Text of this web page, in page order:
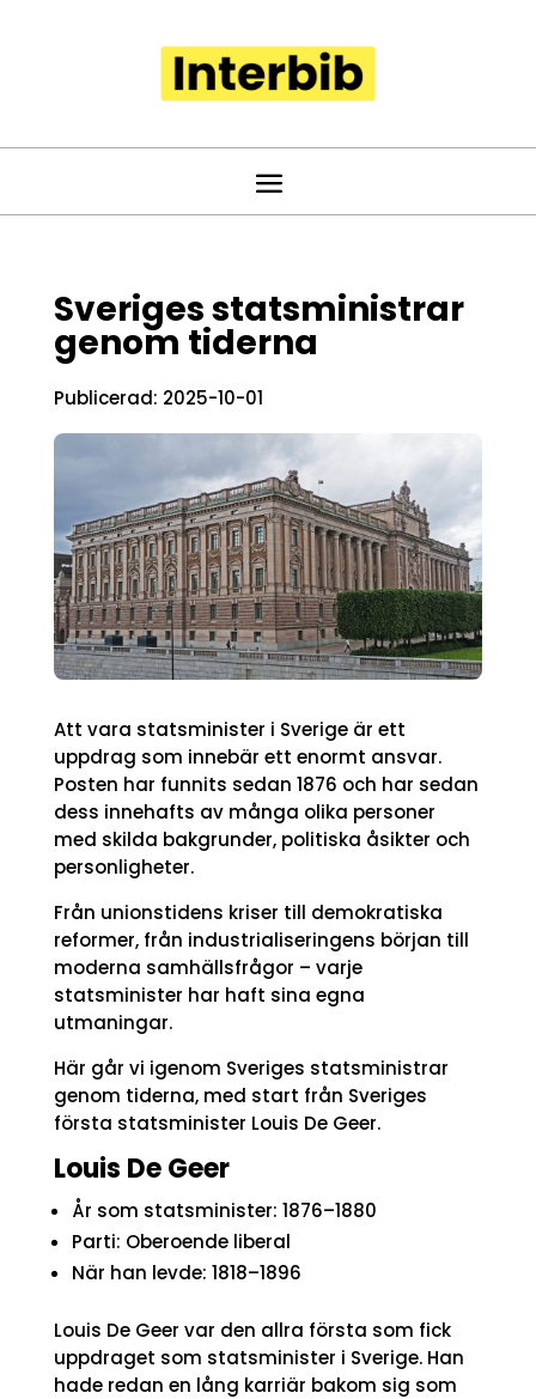
Sveriges statsministrar
genom tiderna
Publicerad: 2025-10-01
Att vara statsminister i Sverige är ett
uppdrag som innebär ett enormt ansvar.
Posten har funnits sedan 1876 och har sedan
dess innehafts av många olika personer
med skilda bakgrunder, politiska åsikter och
personligheter.
Från unionstidens kriser till demokratiska
reformer, från industrialiseringens början till
moderna samhällsfrågor – varje
statsminister har haft sina egna
utmaningar.
Här går vi igenom Sveriges statsministrar
genom tiderna, med start från Sveriges
första statsminister Louis De Geer.
Louis De Geer
År som statsminister: 1876–1880
Parti: Oberoende liberal
När han levde: 1818–1896
Louis De Geer var den allra första som fick
uppdraget som statsminister i Sverige. Han
hade redan en lång karriär bakom sig som